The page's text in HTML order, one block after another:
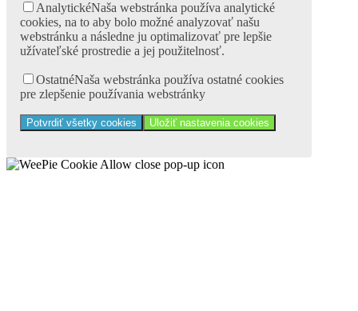
AnalytickéNaša webstránka používa analytické
cookies, na to aby bolo možné analyzovať našu
webstránku a následne ju optimalizovať pre lepšie
užívateľské prostredie a jej použitelnosť.
OstatnéNaša webstránka používa ostatné cookies
pre zlepšenie používania webstránky
Potvrdiť všetky cookies Uložiť nastavenia cookies